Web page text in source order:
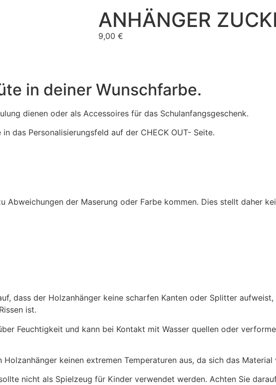
ANHÄNGER
9,00€
in deiner Wunschfarbe.
dienen oder als Accessoires für das Schulanfangsgeschenk.
das Personalisierungsfeld auf der CHECK OUT- Seite.
der Maserung oder Farbe kommen. Dies stellt daher
dass der Holzanhänger keine scharfen Kanten oder Splitter
ist.
Feuchtigkeit und kann bei Kontakt mit Wasser quellen oder
Holzanhänger keinen extremen Temperaturen aus, da sich das
nicht als Spielzeug für Kinder verwendet werden. Achten Sie